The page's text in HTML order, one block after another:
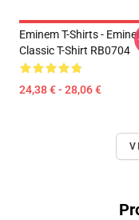
Eminem T-Shirts -
Classic T-Shirt RB0704
24,38 € - 28,06 €